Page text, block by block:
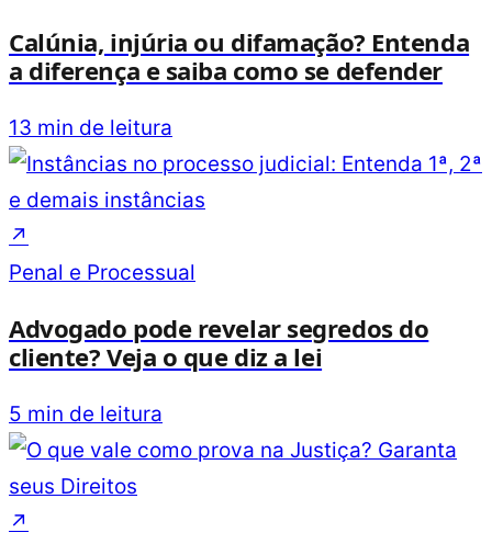
Calúnia, injúria ou difamação? Entenda
a diferença e saiba como se defender
13 min de leitura
↗
Penal e Processual
Advogado pode revelar segredos do
cliente? Veja o que diz a lei
5 min de leitura
↗